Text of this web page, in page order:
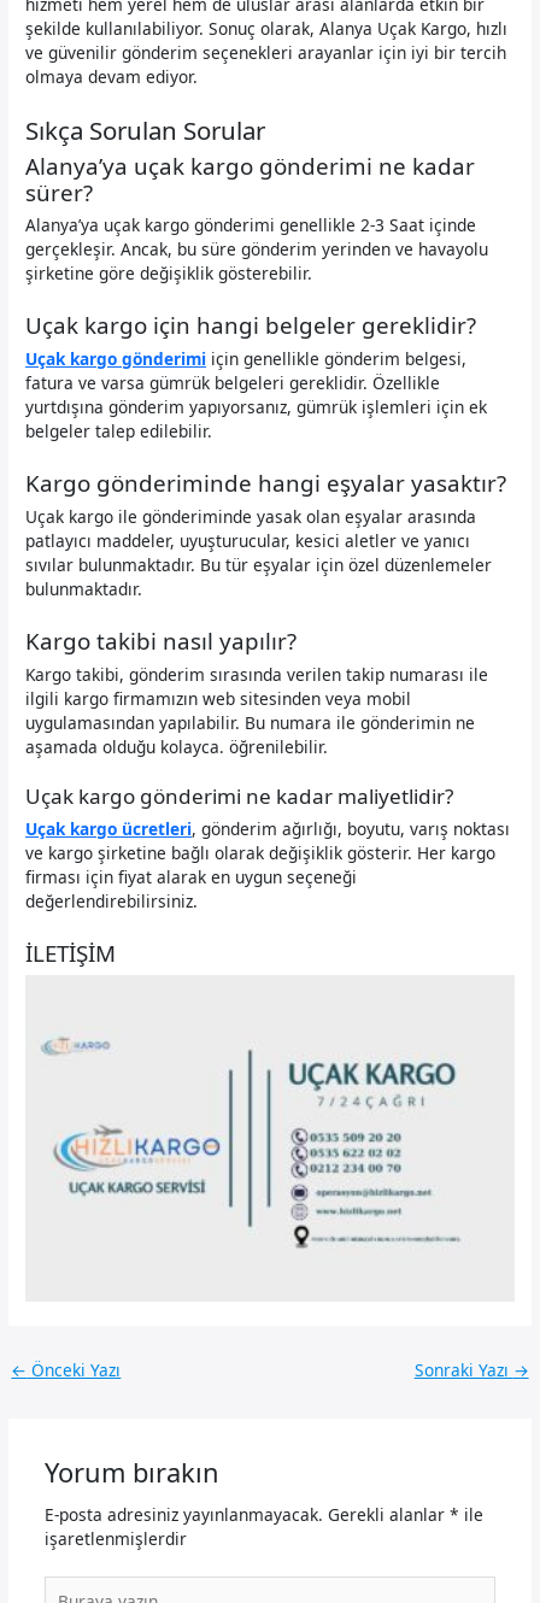
şekilde kullanılabiliyor. Sonuç olarak, Alanya Uçak Kargo, hızlı
ve güvenilir gönderim seçenekleri arayanlar için iyi bir tercih
olmaya devam ediyor.
Sıkça Sorulan Sorular
Alanya’ya uçak kargo gönderimi ne kadar
sürer?
Alanya’ya uçak kargo gönderimi genellikle 2-3 Saat içinde
gerçekleşir. Ancak, bu süre gönderim yerinden ve havayolu
şirketine göre değişiklik gösterebilir.
Uçak kargo için hangi belgeler gereklidir?
Uçak kargo gönderimi için genellikle gönderim belgesi,
fatura ve varsa gümrük belgeleri gereklidir. Özellikle
yurtdışına gönderim yapıyorsanız, gümrük işlemleri için ek
belgeler talep edilebilir.
Kargo gönderiminde hangi eşyalar yasaktır?
Uçak kargo ile gönderiminde yasak olan eşyalar arasında
patlayıcı maddeler, uyuşturucular, kesici aletler ve yanıcı
sıvılar bulunmaktadır. Bu tür eşyalar için özel düzenlemeler
bulunmaktadır.
Kargo takibi nasıl yapılır?
Kargo takibi, gönderim sırasında verilen takip numarası ile
ilgili kargo firmamızın web sitesinden veya mobil
uygulamasından yapılabilir. Bu numara ile gönderimin ne
aşamada olduğu kolayca. öğrenilebilir.
Uçak kargo gönderimi ne kadar maliyetlidir?
Uçak kargo ücretleri, gönderim ağırlığı, boyutu, varış noktası
ve kargo şirketine bağlı olarak değişiklik gösterir. Her kargo
firması için fiyat alarak en uygun seçeneği
değerlendirebilirsiniz.
İLETİŞİM
← Önceki Yazı Sonraki Yazı →
Yorum bırakın
E-posta adresiniz yayınlanmayacak. Gerekli alanlar * ile
işaretlenmişlerdir